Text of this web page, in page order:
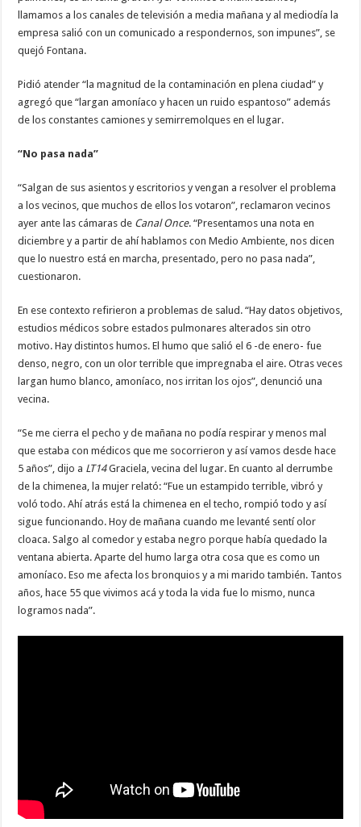
llamamos a los canales de televisión a media mañana y al mediodía la
empresa salió con un comunicado a respondernos, son impunes”, se
quejó Fontana.
Pidió atender “la magnitud de la contaminación en plena ciudad” y
agregó que “largan amoníaco y hacen un ruido espantoso” además
de los constantes camiones y semirremolques en el lugar.
“No pasa nada”
“Salgan de sus asientos y escritorios y vengan a resolver el problema
a los vecinos, que muchos de ellos los votaron”, reclamaron vecinos
ayer ante las cámaras de Canal Once. “Presentamos una nota en
diciembre y a partir de ahí hablamos con Medio Ambiente, nos dicen
que lo nuestro está en marcha, presentado, pero no pasa nada”,
cuestionaron.
En ese contexto refirieron a problemas de salud. “Hay datos objetivos,
estudios médicos sobre estados pulmonares alterados sin otro
motivo. Hay distintos humos. El humo que salió el 6 -de enero- fue
denso, negro, con un olor terrible que impregnaba el aire. Otras veces
largan humo blanco, amoníaco, nos irritan los ojos”, denunció una
vecina.
“Se me cierra el pecho y de mañana no podía respirar y menos mal
que estaba con médicos que me socorrieron y así vamos desde hace
5 años”, dijo a LT14Graciela, vecina del lugar. En cuanto al derrumbe
de la chimenea, la mujer relató: “Fue un estampido terrible, vibró y
voló todo. Ahí atrás está la chimenea en el techo, rompió todo y así
sigue funcionando. Hoy de mañana cuando me levanté sentí olor
cloaca. Salgo al comedor y estaba negro porque había quedado la
ventana abierta. Aparte del humo larga otra cosa que es como un
amoníaco. Eso me afecta los bronquios y a mi marido también. Tantos
años, hace 55 que vivimos acá y toda la vida fue lo mismo, nunca
logramos nada”.